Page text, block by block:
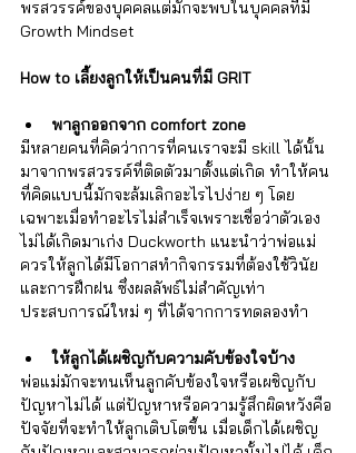
พรสวรรค์ของบุคคลแต่มักจะพบในบุคคลที่มี
Growth Mindset
How to เลี้ยงลูกให้เป็นคนที่มี GRIT
พาลูกออกจาก comfort zone
มีหลายคนที่คิดว่าการที่คนเราจะมี skill ได้นั้น
มาจากพรสวรรค์ที่ติดตัวมาตั้งแต่เกิด ทำให้คน
ที่คิดแบบนี้มักจะล้มเลิกอะไรไปง่าย ๆ โดย
เฉพาะเมื่อทำอะไรไม่สำเร็จเพราะเชื่อว่าตัวเอง
ไม่ได้เกิดมาเก่ง Duckworth แนะนำว่าพ่อแม่
ควรให้ลูกได้มีโอกาสทำกิจกรรมที่ต้องใช้วินัย
และการฝึกฝน ซึ่งผลลัพธ์ไม่สำคัญเท่า
ประสบการณ์ใหม่ ๆ ที่ได้จากการทดลองทำ
ให้ลูกได้เผชิญกับความคับข้องใจบ้าง
พ่อแม่มักจะทนเห็นลูกคับข้องใจหรือเผชิญกับ
ปัญหาไม่ได้ แต่ปัญหาหรือความรู้สึกผิดหวังคือ
ปัจจัยที่จะทำให้ลูกเติบโตขึ้น เมื่อเด็กได้เผชิญ